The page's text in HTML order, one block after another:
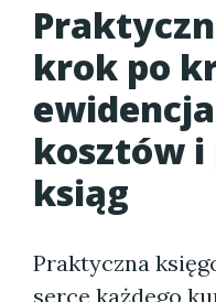
krok po
kosztów i
ksiąg
Praktyczna
serce każdego